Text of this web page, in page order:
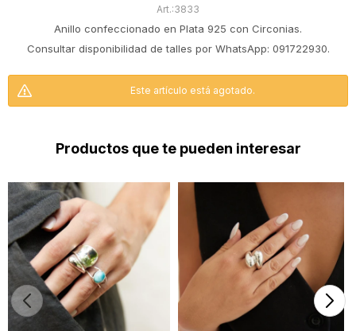
3833
Anillo confeccionado en Plata 925 con Circonias.
Consultar disponibilidad de talles por WhatsApp: 091722930.
Este artículo está agotado.
Productos que te pueden interesar